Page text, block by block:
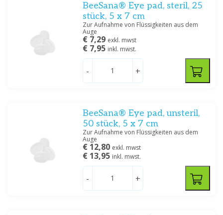
BeeSana® Eye pad, steril, 25
stück, 5 x 7 cm
Zur Aufnahme von Flüssigkeiten aus dem
Auge
€ 7,29 exkl. mwst
€ 7,95 inkl. mwst.
- +
BeeSana® Eye pad, unsteril,
50 stück, 5 x 7 cm
Zur Aufnahme von Flüssigkeiten aus dem
Auge
€ 12,80 exkl. mwst
€ 13,95 inkl. mwst.
- +